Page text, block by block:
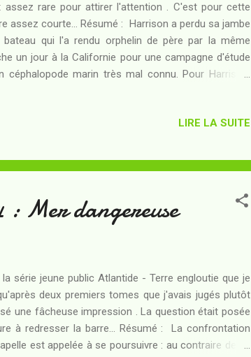
rare pour attirer l'attention . C'est pour cette
assez courte... Résumé : Harrison a perdu sa jambe
qui l'a rendu orphelin de père par la même
un jour à la Californie pour une campagne d'étude
marin très mal connu. Pour Harrison,
de sa tante va l'inciter à mener sa propre
, je connais le nom d...
LIRE LA SUITE
Mer dangereuse
série jeune public Atlantide - Terre engloutie que je
deux premiers tomes que j'avais jugés plutôt
une fâcheuse impression . La question était posée
à redresser la barre... Résumé : La confrontation
est appelée à se poursuivre : au contraire de ce